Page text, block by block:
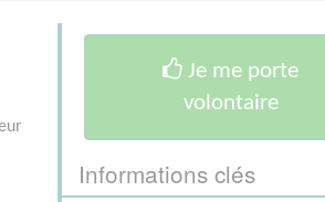
Je me porte
volontaire
Informations clés